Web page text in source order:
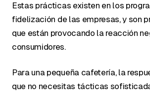
Estas prácticas existen en los
fidelización de las empresas, y son
que están provocando la reacción
consumidores.
Para una pequeña cafetería, la
que no necesitas tácticas